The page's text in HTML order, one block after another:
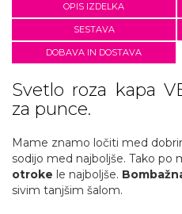
OPIS IZDELKA
SESTAVA
DOBAVA IN DOSTAVA
Svetlo roza kapa
za punce.
Mame znamo ločiti med
sodijo med najboljše. Tako po
otroke le najboljše.
sivim tanjšim šalom.